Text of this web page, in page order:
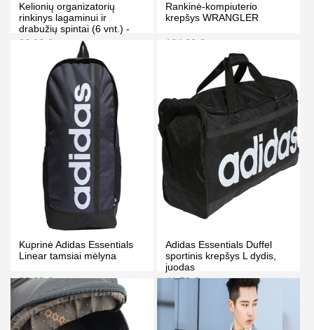
Kelionių organizatorių
rinkinys lagaminui ir
drabužių spintai (6 vnt.) -
šviesiai mėlyna
30.00 €
Kaina prisijungus
40.00 €
PIRKTI
Rankinė-kompiuterio
krepšys WRANGLER
124.90 €
Kaina prisijungus
PIRKTI
Kuprinė Adidas Essentials
Linear tamsiai mėlyna
39.00 €
Kaina prisijungus
49.00 €
PIRKTI
Adidas Essentials Duffel
sportinis krepšys L dydis,
juodas
41.50 €
Kaina prisijungus
46.00 €
PIRKTI